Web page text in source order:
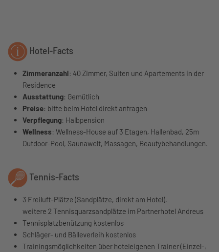
Hotel-Facts
Zimmeranzahl: 40 Zimmer, Suiten und Apartements in der
Residence
Ausstattung: Gemütlich
Preise: bitte beim Hotel direkt anfragen
Verpflegung: Halbpension
Wellness: Wellness-House auf 3 Etagen, Hallenbad, 25m
Outdoor-Pool, Saunawelt, Massagen, Beautybehandlungen.
Tennis-Facts
3 Freiluft-Plätze (Sandplätze, direkt am Hotel),
weitere 2 Tennisquarzsandplätze im Partnerhotel Andreus
Tennisplatzbenützung kostenlos
Schläger- und Bälleverleih kostenlos
Trainingsmöglichkeiten über hoteleigenen Trainer (Einzel-,